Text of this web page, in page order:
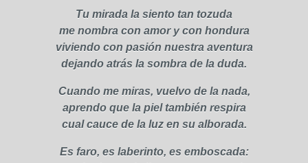
Tu mirada la siento tan tozuda
me nombra con amor y con hondura
viviendo con pasión nuestra aventura
dejando atrás la sombra de la duda.
Cuando me miras, vuelvo de la nada,
aprendo que la piel también respira
cual cauce de la luz en su alborada.
Es faro, es laberinto, es emboscada: